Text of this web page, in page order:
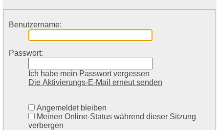
Benutzername:
Passwort:
Ich habe mein Passwort vergessen
Die Aktivierungs-E-Mail erneut senden
Angemeldet bleiben
Meinen Online-Status während dieser Sitzung
verbergen